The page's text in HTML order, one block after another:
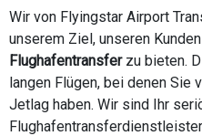
Wir von Flyingstar Airport
unserem Ziel, unseren
Flughafentransferzu bieten.
langen Flügen, bei denen Sie
Jetlag haben. Wir sind Ihr